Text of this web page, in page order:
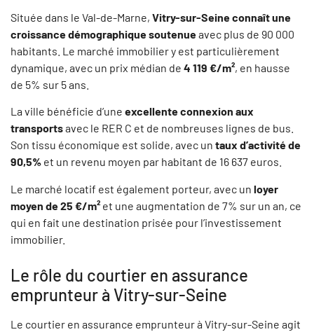
Située dans le Val-de-Marne, Vitry-sur-Seine connaît une
croissance démographique soutenueavec plus de 90 000
habitants. Le marché immobilier y est particulièrement
dynamique, avec un prix médian de 4 119 €/m², en hausse
de 5% sur 5 ans.
La ville bénéficie d’une excellente connexion aux
transportsavec le RER C et de nombreuses lignes de bus.
Son tissu économique est solide, avec un taux d’activité de
90,5% et un revenu moyen par habitant de 16 637 euros.
Le marché locatif est également porteur, avec un loyer
moyen de 25 €/m²et une augmentation de 7% sur un an, ce
qui en fait une destination prisée pour l’investissement
immobilier.
Le rôle du courtier en assurance
emprunteur à Vitry-sur-Seine
Le courtier en assurance emprunteur à Vitry-sur-Seine agit